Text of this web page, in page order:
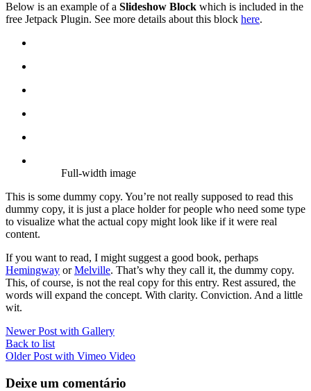
Below is an example of a Slideshow Block which is included in the
free Jetpack Plugin. See more details about this block here.
Full-width image
This is some dummy copy. You’re not really supposed to read this
dummy copy, it is just a place holder for people who need some type
to visualize what the actual copy might look like if it were real
content.
If you want to read, I might suggest a good book, perhaps
Hemingway orMelville. That’s why they call it, the dummy copy.
This, of course, is not the real copy for this entry. Rest assured, the
words will expand the concept. With clarity. Conviction. And a little
wit.
Newer Post with Gallery
Back to list
Older Post with Vimeo Video
Deixe um comentário